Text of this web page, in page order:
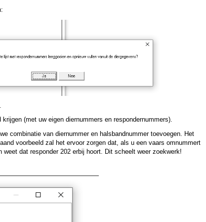
(met uw eigen diernummers en respondernummers).
combinatie van diernummer en halsbandnummer toevoegen. Het
voorbeeld zal het ervoor zorgen dat, als u een vaars omnummert
dat responder 202 erbij hoort. Dit scheelt weer zoekwerk!